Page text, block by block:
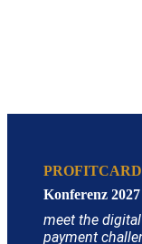
PROFITCARD
Konferenz 2027
meet the digital
payment